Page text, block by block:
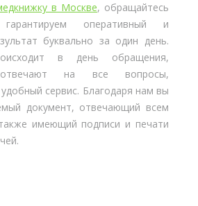
в Москве, обращайтесь
оперативный и
буквально за один день.
в день обращения,
отвечают на все вопросы,
сервис. Благодаря нам вы
документ, отвечающий всем
имеющий подписи и печати